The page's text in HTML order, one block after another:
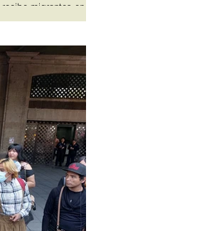
migrantes en la
menciona que el
en Estados
Trump. Muchas